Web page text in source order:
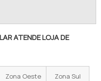
ATENDE LOJA DE
Zona Oeste Zona Sul